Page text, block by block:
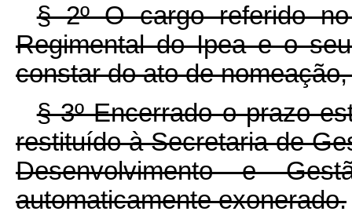
§ 2º O cargo referido
Regimental do Ipea e o
constar do ato de
§ 3º Encerrado o prazo
restituído à Secretaria de
Desenvolvimento e
automaticamente exonerado.